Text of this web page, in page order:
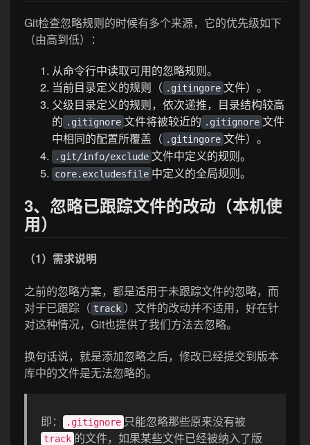
Git检查忽略规则的时候有多个来源，它的优先级如下
（由高到低）：
从命令行中读取可用的忽略规则。
当前目录定义的规则（ .gitingore 文件）。
父级目录定义的规则，依次递推，目录结构较高
的 .gitignore 文件将被较近的 .gitignore 文件
中相同的配置所覆盖（ .gitingore 文件）。
.git/info/exclude 文件中定义的规则。
core.excludesfile 中定义的全局规则。
3、忽略已跟踪文件的改动（本机使
用）
（1）需求说明
之前的忽略方案，都是适用于未跟踪文件的忽略，而
对于已跟踪（ track ）文件的改动并不适用，好在针
对这种情况，Git也提供了我们方法去忽略。
换句话说，就是添加忽略之后，修改已经提交到版本
库中的文件是无法忽略的。
即： .gitignore 只能忽略那些原来没有被
track 的文件，如果某些文件已经被纳入了版